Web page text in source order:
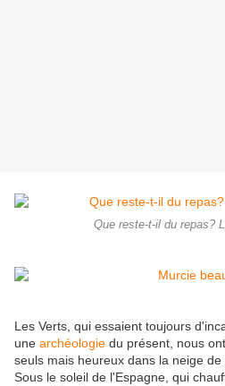
Que reste-t-il du repas?
Les Verts, qui essaient toujours
une archéologie du présent, nous
seuls mais heureux dans la neige de
Sous le soleil de l'Espagne, qui